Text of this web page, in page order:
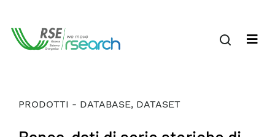
PRODOTTI - DATABASE, DATASET